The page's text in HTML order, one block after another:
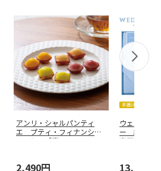
アンリ・シャルパンティ
エ プティ・フィナンシェ
１６個入【慶
2,490円
ウェッジウ
ー 綿毛布
事用】
13,530円